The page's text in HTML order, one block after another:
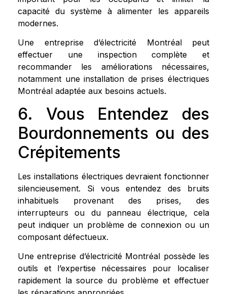
capacité du système à alimenter les appareils
modernes.
Une entreprise d’électricité Montréal peut
effectuer une inspection complète et
recommander les améliorations nécessaires,
notamment une installation de prises électriques
Montréal adaptée aux besoins actuels.
6. Vous Entendez des
Bourdonnements ou des
Crépitements
Les installations électriques devraient fonctionner
silencieusement. Si vous entendez des bruits
inhabituels provenant des prises, des
interrupteurs ou du panneau électrique, cela
peut indiquer un problème de connexion ou un
composant défectueux.
Une entreprise d’électricité Montréal possède les
outils et l’expertise nécessaires pour localiser
rapidement la source du problème et effectuer